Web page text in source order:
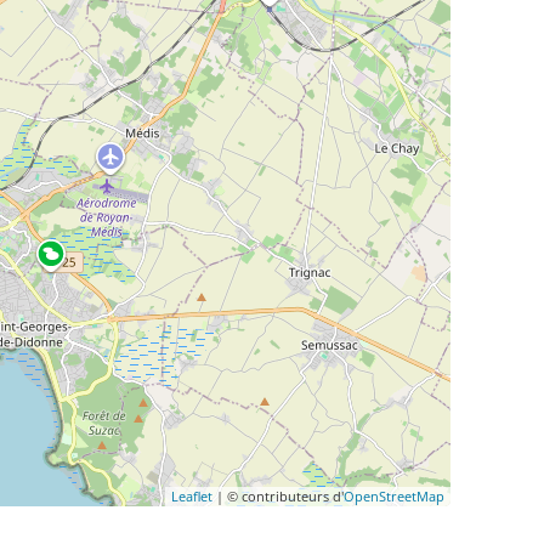
Leaflet | © contributeurs d'OpenStreetMap